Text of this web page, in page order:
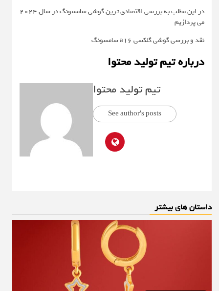
در این مطلب به بررسی اقتصادی ترین گوشی سامسونگ در سال ۲۰۲۴
می پردازیم
نقد و بررسی گوشی گلکسی a16 سامسونگ
درباره تیم تولید محتوا
تیم تولید محتوا
See author's posts
داستان های بیشتر